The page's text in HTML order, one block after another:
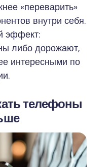
«переварить»
внутри себя.
эффект:
либо дорожают,
интересными по
телефоны